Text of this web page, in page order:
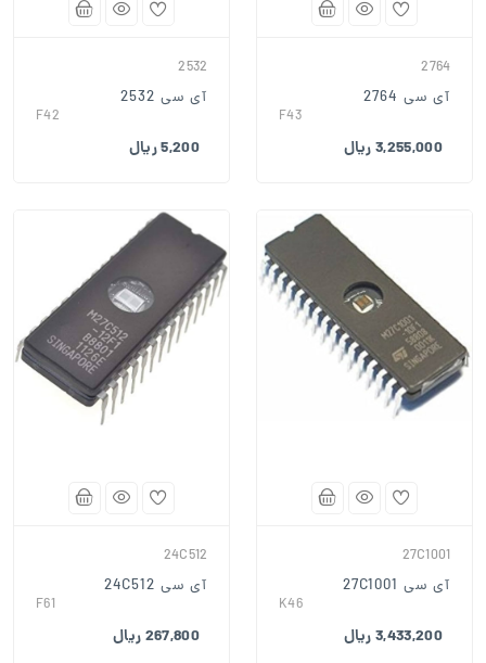
2764
آی سی 2764
F43
3,255,000 ریال
2532
آی سی 2532
F42
5,200 ریال
27C1001
آی سی 27C1001
K46
3,433,200 ریال
24C512
آی سی 24C512
F61
267,800 ریال